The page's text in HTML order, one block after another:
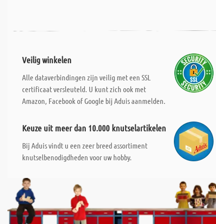
Veilig winkelen
Alle dataverbindingen zijn veilig met een SSL
certificaat versleuteld. U kunt zich ook met
Amazon, Facebook of Google bij Aduis aanmelden.
Keuze uit meer dan 10.000 knutselartikelen
Bij Aduis vindt u een zeer breed assortiment
knutselbenodigdheden voor uw hobby.